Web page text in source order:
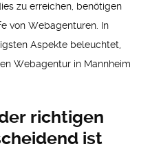
zu erreichen, benötigen
von Webagenturen. In
Aspekte beleuchtet,
Webagentur in Mannheim
richtigen
ist